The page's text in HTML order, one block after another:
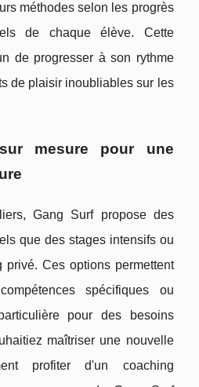
méthodes selon les progrès
de chaque élève. Cette
de progresser à son rythme
de plaisir inoubliables sur les
mesure pour une
Gang Surf propose des
que des stages intensifs ou
Ces options permettent
spécifiques ou
pour des besoins
maîtriser une nouvelle
profiter d'un coaching